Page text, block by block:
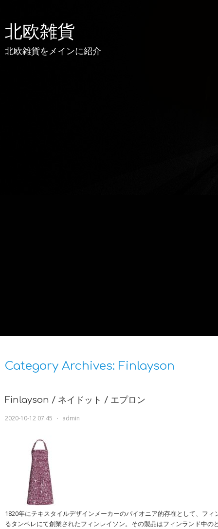
北欧雑貨
北欧雑貨をメインに紹介
Category Archives: Finlayson
Finlayson / ネイドット / エプロン
2020-10-12 07:45 ⋅ admin
1820年にテキスタイルデザインメーカーのパイオニア的存在として、フィ
るタンペレにて創業されたフィンレイソン。その製品はフィンランド中の